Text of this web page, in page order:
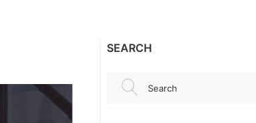
SEARCH
Search